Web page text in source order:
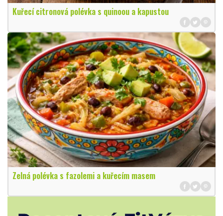
Kuřecí citronová polévka s quinoou a kapustou
Zelná polévka s fazolemi a kuřecím masem